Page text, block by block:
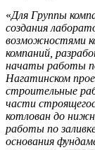
«Для Группы
создания
возможностями
компаний,
начаты работы
Нагатинском
строительные
части
котлован до
работы по
основания